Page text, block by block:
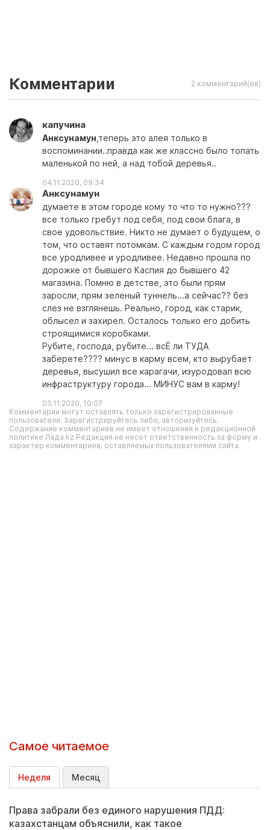
Комментарии 2 комментарий(ев)
капучина
Анксунамун ,теперь это алея только в
воспоминании..правда как же классно было топать
маленькой по ней, а над тобой деревья..
04.11.2020, 09:34
Анксунамун
думаете в этом городе кому то что то нужно???
все только гребут под себя, под свои блага, в
свое удовольствие. Никто не думает о будущем, о
том, что оставят потомкам. С каждым годом город
все уродливее и уродливее. Недавно прошла по
дорожке от бывшего Каспия до бывшего 42
магазина. Помню в детстве, это были прям
заросли, прям зеленый туннель...а сейчас?? без
слез не взглянешь. Реально, город, как старик,
облысел и захирел. Осталось только его добить
строящимися коробками.
Рубите, господа, рубите... всЁ ли ТУДА
заберете???? минус в карму всем, кто вырубает
деревья, высушил все карагачи, изуродовал всю
инфраструктуру города... МИНУС вам в карму!
03.11.2020, 10:07
Комментарии могут оставлять только зарегистрированные
пользователи. Зарегистрируйтесь либо, авторизуйтесь.
Содержание комментариев не имеет отношения к редакционной
политике Лада.kz.Редакция не несет ответственность за форму и
характер комментариев, оставляемых пользователями сайта.
Самое читаемое
Неделя Месяц
Права забрали без единого нарушения ПДД:
казахстанцам объяснили, как такое